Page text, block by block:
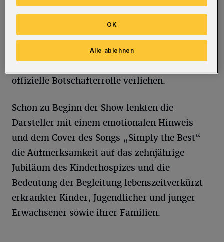
und Aristoteles Buenaventura ihr neues
Programm „Nightradio No.4 – die
Wiederaufnahme“ mit Witz, Charme und
guter Musik. Im Anschluss an die Show
offizielle Botschafterrolle verliehen.
Schon zu Beginn der Show lenkten die
Darsteller mit einem emotionalen Hinweis
und dem Cover des Songs „Simply the Best“
die Aufmerksamkeit auf das zehnjährige
Jubiläum des Kinderhospizes und die
Bedeutung der Begleitung lebenszeitverkürzt
erkrankter Kinder, Jugendlicher und junger
Erwachsener sowie ihrer Familien.
Alle ablehnen
OK